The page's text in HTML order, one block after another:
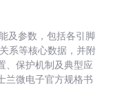
及参数，包括各引脚
系等核心数据，并附
、保护机制及典型应
兰微电子官方规格书